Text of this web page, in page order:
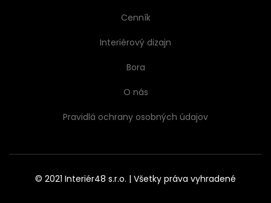
Cenník
Interiérový dizajn
Bora
O nás
Pravidlá ochrany osobných údajov
© 2021 Interiér48 s.r.o. | Všetky práva vyhradené